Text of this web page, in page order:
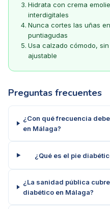
Hidrata con crema
interdigitales
Nunca cortes las uñas
puntiagudas
Usa calzado cómodo,
ajustable
Preguntas frecuentes
¿Con qué frecuencia
en Málaga?
¿Qué es el pie
¿La sanidad pública
diabético en Málaga?